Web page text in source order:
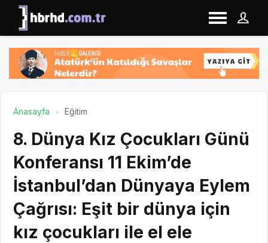
Anasayfa Eğitim
8. Dünya Kız Çocukları Günü
Konferansı 11 Ekim’de
İstanbul’dan Dünyaya Eylem
Çağrısı: Eşit bir dünya için
kız çocukları ile el ele